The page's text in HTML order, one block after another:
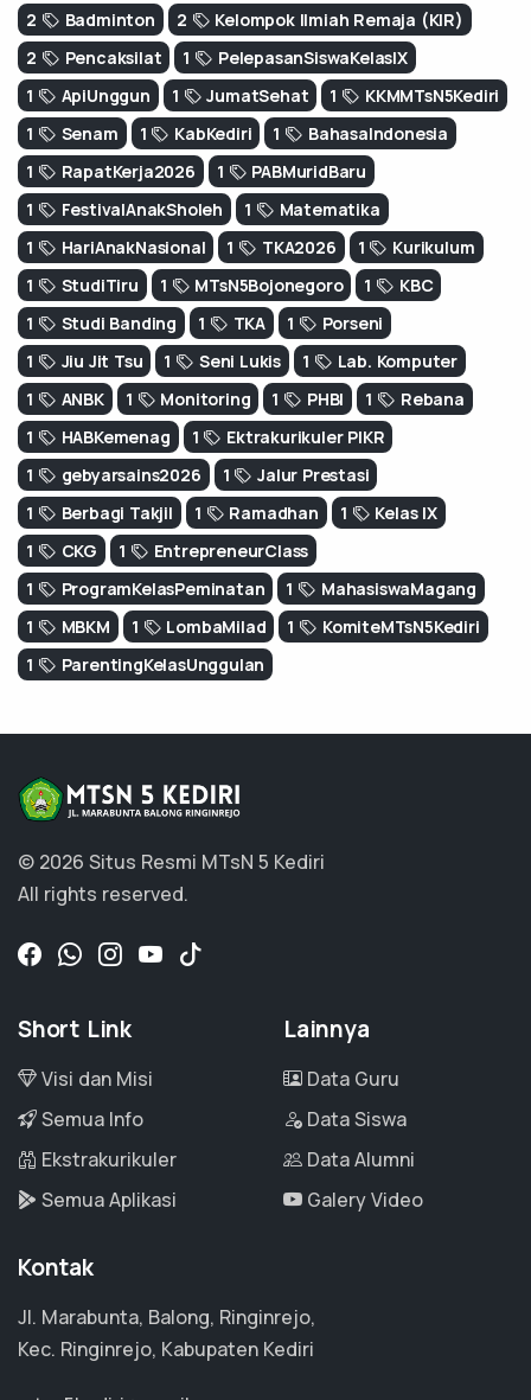
2
Badminton 2
Kelompok Ilmiah Remaja (KIR)
2
Pencaksilat 1
PelepasanSiswaKelasIX
1
ApiUnggun 1 JumatSehat 1
KKMMTsN5Kediri
1
Senam 1 KabKediri 1
BahasaIndonesia
1
RapatKerja2026 1
PABMuridBaru
1
FestivalAnakSholeh 1
Matematika
1
HariAnakNasional 1 TKA2026 1
Kurikulum
1
StudiTiru 1 MTsN5Bojonegoro 1
KBC
1
Studi Banding 1 TKA 1
Porseni
1
Jiu Jit Tsu 1 Seni Lukis 1
Lab. Komputer
1
ANBK 1 Monitoring 1 PHBI 1
Rebana
1
HABKemenag 1
Ektrakurikuler PIKR
1
gebyarsains2026 1
Jalur Prestasi
1
Berbagi Takjil 1 Ramadhan 1
Kelas IX
1
CKG 1
EntrepreneurClass
1
ProgramKelasPeminatan 1
MahasiswaMagang
1
MBKM 1 LombaMilad 1
KomiteMTsN5Kediri
1
ParentingKelasUnggulan
© 2026 Situs Resmi MTsN 5 Kediri
All rights reserved.
Short Link
Visi dan Misi
Semua Info
Ekstrakurikuler
Semua Aplikasi
Lainnya
Data Guru
Data Siswa
Data Alumni
Galery Video
Kontak
Jl. Marabunta, Balong, Ringinrejo,
Kec. Ringinrejo, Kabupaten Kediri